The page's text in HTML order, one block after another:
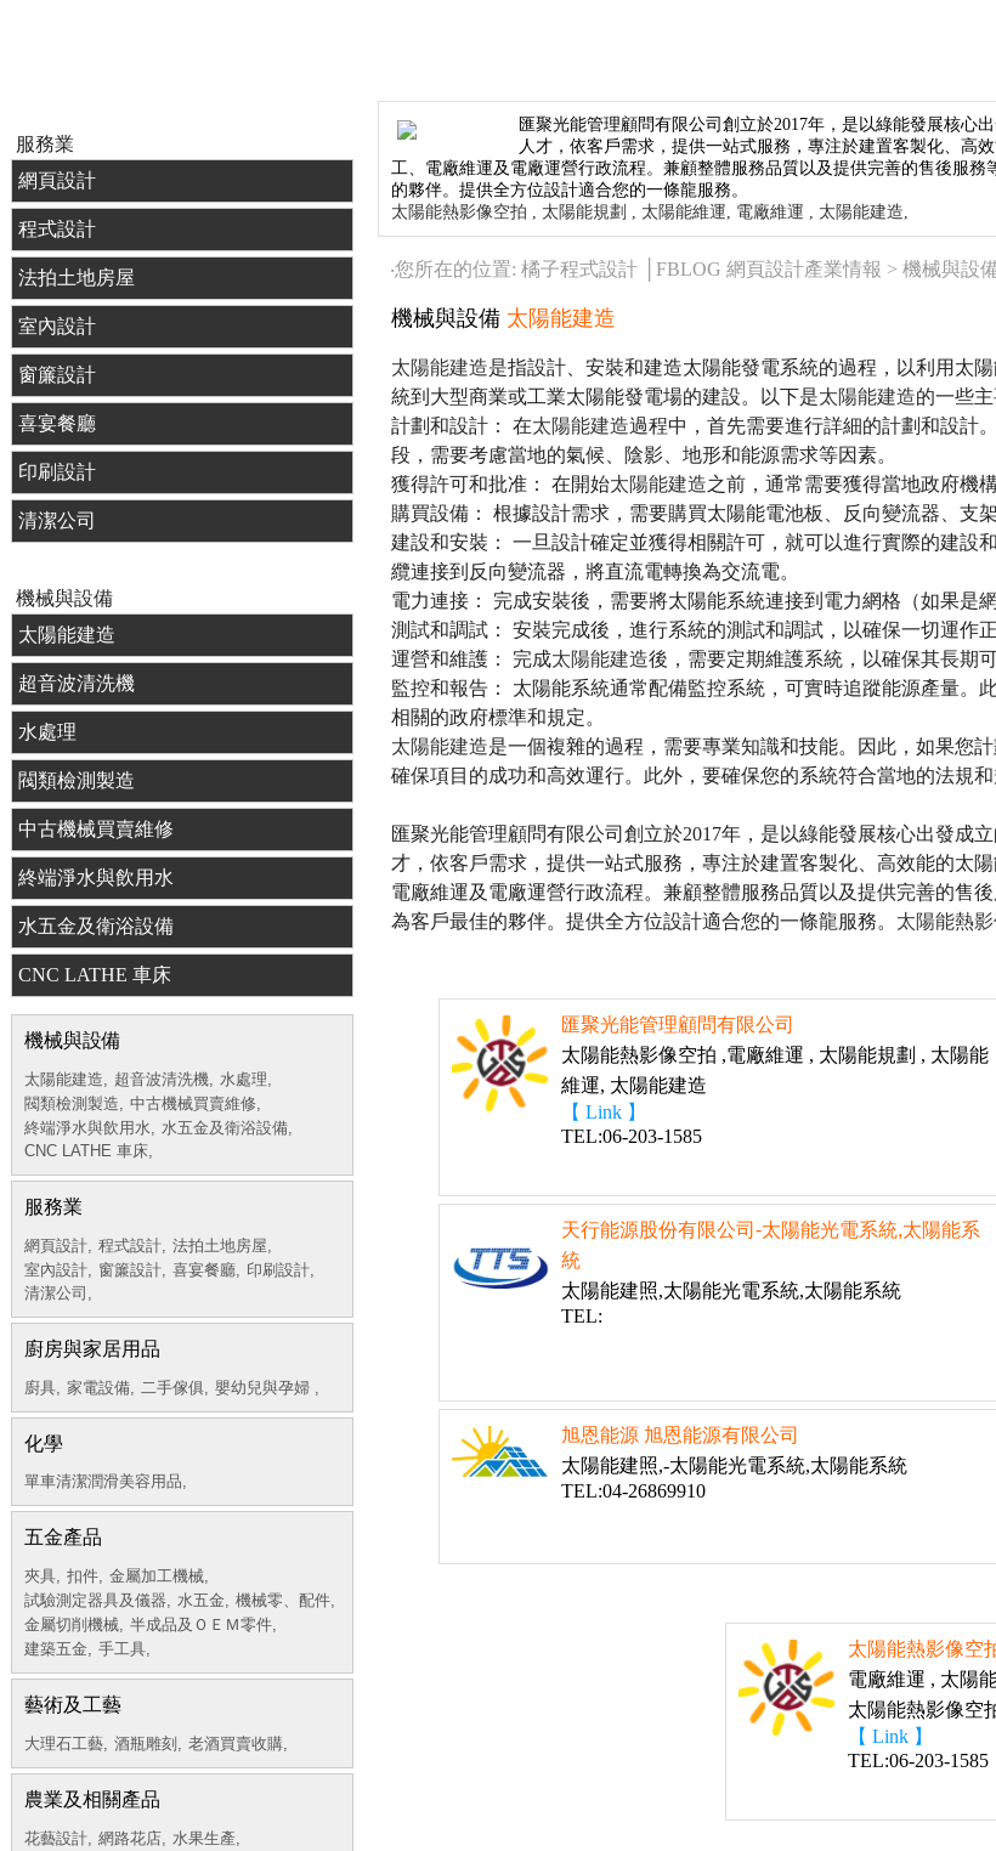
服務業
網頁設計
程式設計
法拍土地房屋
室內設計
窗簾設計
喜宴餐廳
印刷設計
清潔公司
機械與設備
太陽能建造
超音波清洗機
水處理
閥類檢測製造
中古機械買賣維修
終端淨水與飲用水
水五金及衛浴設備
CNC LATHE 車床
機械與設備
太陽能建造, 超音波清洗機, 水處理,
閥類檢測製造, 中古機械買賣維修,
終端淨水與飲用水, 水五金及衛浴設備,
CNC LATHE 車床,
服務業
網頁設計, 程式設計, 法拍土地房屋,
室內設計, 窗簾設計, 喜宴餐廳, 印刷設計,
清潔公司,
廚房與家居用品
廚具, 家電設備, 二手傢俱, 嬰幼兒與孕婦 ,
化學
單車清潔潤滑美容用品,
五金產品
夾具, 扣件, 金屬加工機械,
試驗測定器具及儀器, 水五金, 機械零、配件,
金屬切削機械, 半成品及ＯＥＭ零件,
建築五金, 手工具,
藝術及工藝
大理石工藝, 酒瓶雕刻, 老酒買賣收購,
農業及相關產品
花藝設計, 網路花店, 水果生產,
匯聚光能管理顧問有限公司創立於2017年，是以綠能發展核心
人才，依客戶需求，提供一站式服務，專注於建置客製化、高
工、電廠維運及電廠運營行政流程。兼顧整體服務品質以及提供完善的售後服
的夥伴。提供全方位設計適合您的一條龍服務。
太陽能熱影像空拍 , 太陽能規劃 , 太陽能維運, 電廠維運 , 太陽能建造,
‧您所在的位置: 橘子程式設計 │FBLOG 網頁設計產業情報 >機械與設
機械與設備太陽能建造
太陽能建造是指設計、安裝和建造太陽能發電系統的過程，以利用太陽
統到大型商業或工業太陽能發電場的建設。以下是太陽能建造的一些主
計劃和設計： 在太陽能建造過程中，首先需要進行詳細的計劃和設計
段，需要考慮當地的氣候、陰影、地形和能源需求等因素。
獲得許可和批准： 在開始太陽能建造之前，通常需要獲得當地政府機
購買設備： 根據設計需求，需要購買太陽能電池板、反向變流器、支
建設和安裝： 一旦設計確定並獲得相關許可，就可以進行實際的建
纜連接到反向變流器，將直流電轉換為交流電。
電力連接： 完成安裝後，需要將太陽能系統連接到電力網格（如果是
測試和調試： 安裝完成後，進行系統的測試和調試，以確保一切運作
運營和維護： 完成太陽能建造後，需要定期維護系統，以確保其長期
監控和報告： 太陽能系統通常配備監控系統，可實時追蹤能源產量
相關的政府標準和規定。
太陽能建造是一個複雜的過程，需要專業知識和技能。因此，如果您
確保項目的成功和高效運行。此外，要確保您的系統符合當地的法規和
匯聚光能管理顧問有限公司創立於2017年，是以綠能發展核心出發成
才，依客戶需求，提供一站式服務，專注於建置客製化、高效能的太
電廠維運及電廠運營行政流程。兼顧整體服務品質以及提供完善的售
為客戶最佳的夥伴。提供全方位設計適合您的一條龍服務。 太陽能熱
匯聚光能管理顧問有限公司
太陽能熱影像空拍 ,電廠維運 , 太陽能規劃 , 太陽能
維運, 太陽能建造
【 Link 】
TEL:06-203-1585
天行能源股份有限公司-太陽能光電系統,太陽能系
統
太陽能建照,太陽能光電系統,太陽能系統
TEL:
旭恩能源 旭恩能源有限公司
太陽能建照,-太陽能光電系統,太陽能系統
TEL:04-26869910
太陽能熱影像空
電廠維運 , 太陽
太陽能熱影像空
【 Link 】
TEL:06-203-1585